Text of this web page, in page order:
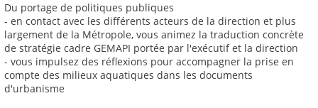
Du portage de politiques publiques
- en contact avec les différents acteurs de la direction et plus
largement de la Métropole, vous animez la traduction concrète
de stratégie cadre GEMAPI portée par l'exécutif et la direction
- vous impulsez des réflexions pour accompagner la prise en
compte des milieux aquatiques dans les documents
d'urbanisme